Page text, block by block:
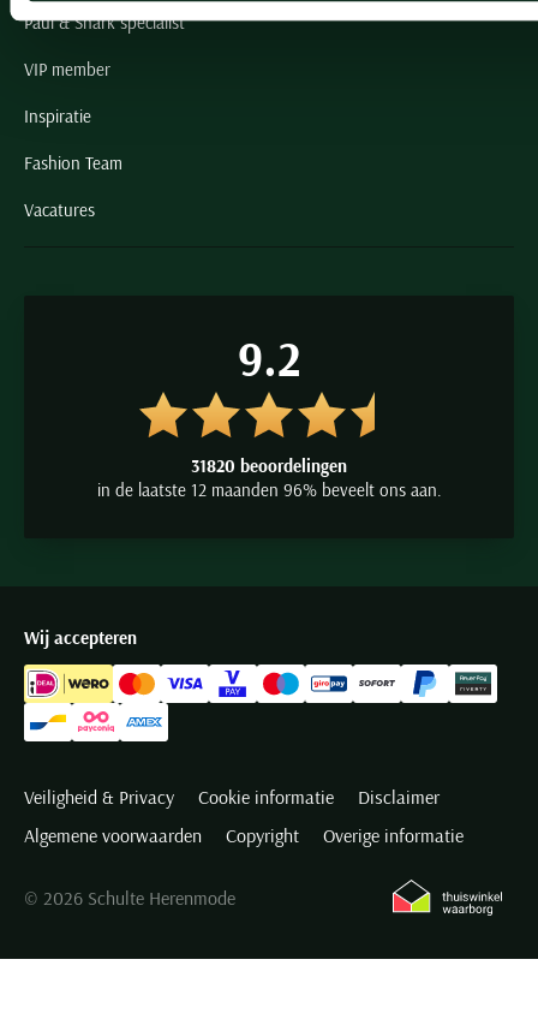
Paul & Shark specialist
VIP member
Inspiratie
Fashion Team
Vacatures
9.2
31820 beoordelingen
in de laatste 12 maanden 96% beveelt ons aan.
Wij accepteren
Veiligheid & Privacy Cookie informatie
Disclaimer
Algemene voorwaarden
Copyright Overige informatie
© 2026 Schulte Herenmode